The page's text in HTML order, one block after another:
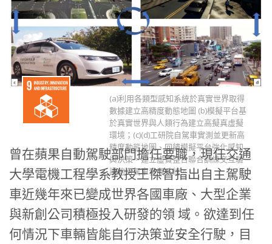
(a)利用各類型感知系統於真實世界取得
數據建立高精度動態地圖 (b)模擬平台基
於真實世界與人類行為建立高擬真虛擬
環境；(c)(d)工研院自駕車實測並更新高
精度動態地圖、回饋模擬平台強化感知
與決策，建立虛實整合聯合訓練交互驗
證的自駕車發展系統。
曾在蘋果自動駕駛部門擔任要職，現任交通
大學電機工程學系教授王傑智指出自主駕駛
車近幾年來已變成世界各國車廠、大型企業
與新創公司積極投入研發的領 域。欲達到任
何情況下車輛皆能自行決策並安全行駛，目